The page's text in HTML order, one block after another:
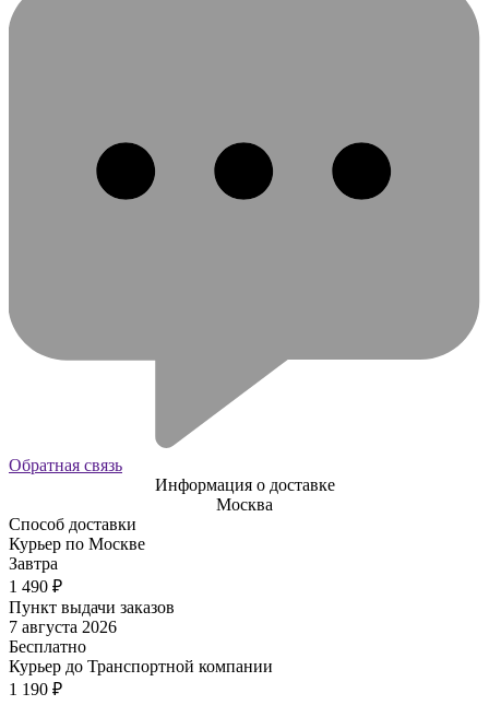
Обратная связь
Информация о доставке
Москва
Способ доставки
Курьер по Москве
Завтра
1 490 ₽
Пункт выдачи заказов
7 августа 2026
Бесплатно
Курьер до Транспортной компании
1 190 ₽